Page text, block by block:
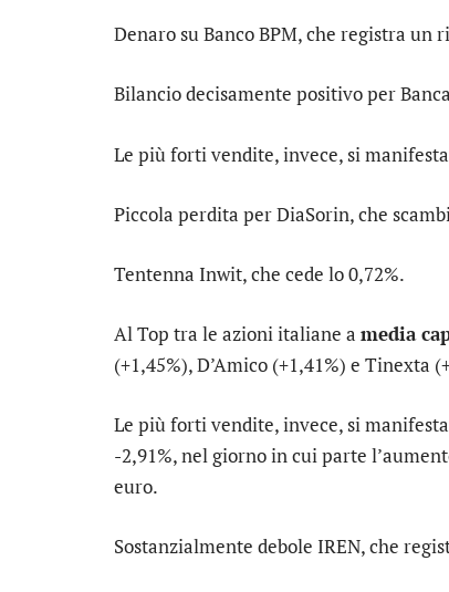
Denaro suBanco BPM, che registra un
Bilancio decisamente positivo per
Le più forti vendite, invece, si
Piccola perdita perDiaSorin, che
Tentenna Inwit, che cede lo 0,72%.
Al Top tra le azioni italiane a media
(+1,45%),D’Amico (+1,41%) e Tinexta
Le più forti vendite, invece, si
-2,91%, nel giorno in cui parte
euro.
Sostanzialmente debole IREN, che